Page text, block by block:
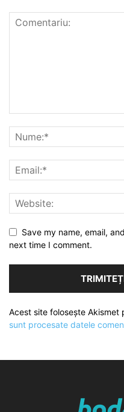
Save my name, email,
next time I comment.
Acest site folosește Akismet
sunt procesate datele